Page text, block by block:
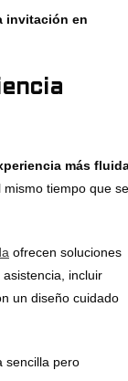
invitación en
más
tiempo que se
ofrecen soluciones
incluir
un diseño cuidado
sencilla pero